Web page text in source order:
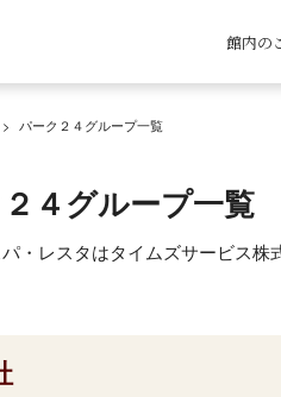
館内の
パーク２４グループ一覧
４グループ一覧
・レスタはタイムズサービス株